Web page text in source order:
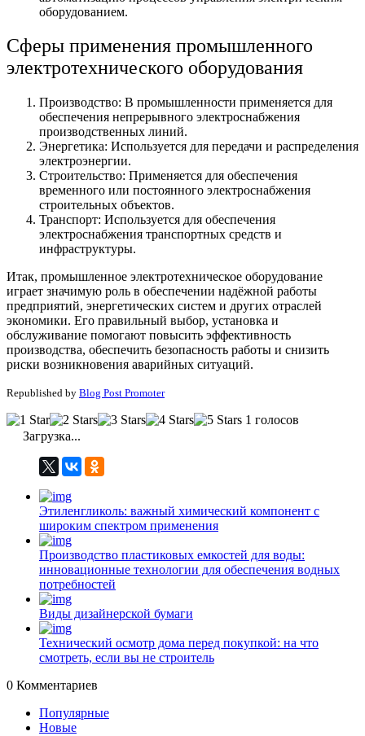
оборудованием.
Сферы применения промышленного
электротехнического оборудования
Производство: В промышленности применяется для
обеспечения непрерывного электроснабжения
производственных линий.
Энергетика: Используется для передачи и распределения
электроэнергии.
Строительство: Применяется для обеспечения
временного или постоянного электроснабжения
строительных объектов.
Транспорт: Используется для обеспечения
электроснабжения транспортных средств и
инфраструктуры.
Итак, промышленное электротехническое оборудование
играет значимую роль в обеспечении надёжной работы
предприятий, энергетических систем и других отраслей
экономики. Его правильный выбор, установка и
обслуживание помогают повысить эффективность
производства, обеспечить безопасность работы и снизить
риски возникновения аварийных ситуаций.
Republished by Blog Post Promoter
1 голосов
Загрузка...
Этиленгликоль: важный химический компонент с
широким спектром применения
Производство пластиковых емкостей для воды:
инновационные технологии для обеспечения водных
потребностей
Виды дизайнерской бумаги
Технический осмотр дома перед покупкой: на что
смотреть, если вы не строитель
0 Комментариев
Популярные
Новые